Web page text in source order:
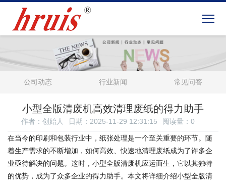
公司动态 行业新闻 常见问答
小型全版清废机高效清理废纸的得力助手
作者：创始人 日期：2025-11-29 12:31:15 阅读量： 0
在当今的印刷和包装行业中，纸张处理是一个至关重要的环节。随
着生产需求的不断增加，如何高效、快速地清理废纸成为了许多企
业亟待解决的问题。这时，小型全版清废机应运而生，它以其独特
的优势，成为了众多企业的得力助手。本文将详细介绍小型全版清